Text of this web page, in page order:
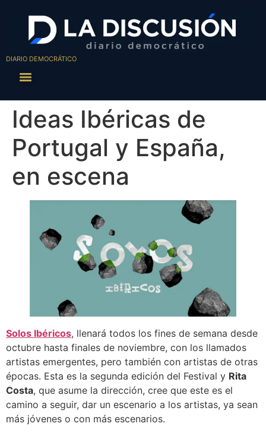
DIARIO DEMOCRÁTICO
Ideas Ibéricas de
Portugal y España,
en escena
Solos Ibéricos, llenará todos los fines de semana desde
octubre hasta finales de noviembre, con los llamados
artistas emergentes, pero también con artistas de otras
épocas. Esta es la segunda edición del Festival y Rita
Costa, que asume la dirección, cree que este es el
camino a seguir, dar un escenario a los artistas, ya sean
más jóvenes o con más escenarios.